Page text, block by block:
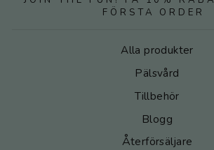
FÖRSTA ORDER
Alla produkter
Pälsvård
Tillbehör
Blogg
Återförsäljare